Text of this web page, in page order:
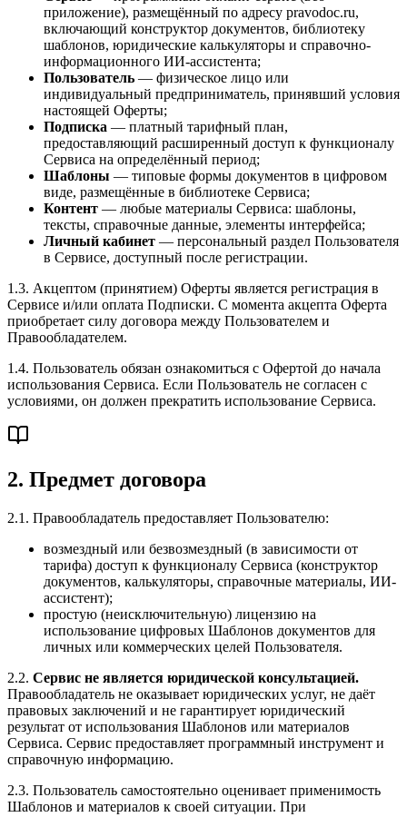
приложение), размещённый по адресу pravodoc.ru,
включающий конструктор документов, библиотеку
шаблонов, юридические калькуляторы и справочно-
информационного ИИ-ассистента;
Пользователь — физическое лицо или
индивидуальный предприниматель, принявший условия
настоящей Оферты;
Подписка — платный тарифный план,
предоставляющий расширенный доступ к функционалу
Сервиса на определённый период;
Шаблоны — типовые формы документов в цифровом
виде, размещённые в библиотеке Сервиса;
Контент — любые материалы Сервиса: шаблоны,
тексты, справочные данные, элементы интерфейса;
Личный кабинет — персональный раздел Пользователя
в Сервисе, доступный после регистрации.
1.3. Акцептом (принятием) Оферты является регистрация в
Сервисе и/или оплата Подписки. С момента акцепта Оферта
приобретает силу договора между Пользователем и
Правообладателем.
1.4. Пользователь обязан ознакомиться с Офертой до начала
использования Сервиса. Если Пользователь не согласен с
условиями, он должен прекратить использование Сервиса.
2. Предмет договора
2.1. Правообладатель предоставляет Пользователю:
возмездный или безвозмездный (в зависимости от
тарифа) доступ к функционалу Сервиса (конструктор
документов, калькуляторы, справочные материалы, ИИ-
ассистент);
простую (неисключительную) лицензию на
использование цифровых Шаблонов документов для
личных или коммерческих целей Пользователя.
2.2. Сервис не является юридической консультацией.
Правообладатель не оказывает юридических услуг, не даёт
правовых заключений и не гарантирует юридический
результат от использования Шаблонов или материалов
Сервиса. Сервис предоставляет программный инструмент и
справочную информацию.
2.3. Пользователь самостоятельно оценивает применимость
Шаблонов и материалов к своей ситуации. При